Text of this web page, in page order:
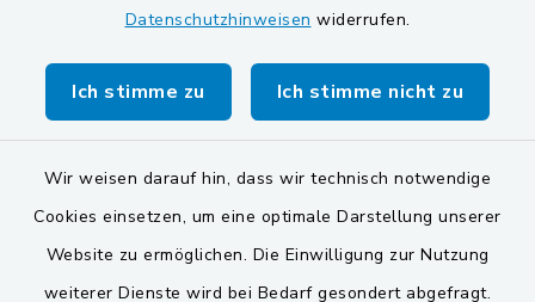
Datenschutzhinweisen widerrufen.
Ich stimme zu Ich stimme nicht zu
Wir weisen darauf hin, dass wir technisch notwendige
Cookies einsetzen, um eine optimale Darstellung unserer
Website zu ermöglichen. Die Einwilligung zur Nutzung
weiterer Dienste wird bei Bedarf gesondert abgefragt.
Barrierefreiheit